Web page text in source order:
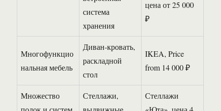
система
хранения
цена от 25 000
₽
Многофункцио
нальная мебель
Диван-кровать,
раскладной
стол
IKEA, Price
from 14 000 ₽
Множество
Стеллажи,
Стеллажи